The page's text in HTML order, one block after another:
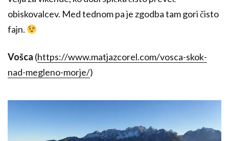
obiskovalcev. Med tednom pa je zgodba tam gori čisto
fajn.
Vošca (https://www.matjazcorel.com/vosca-skok-
nad-megleno-morje/)